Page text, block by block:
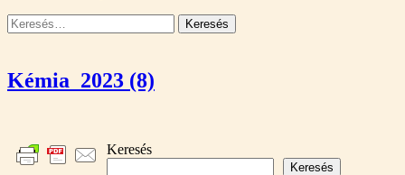
Keresés:
Kémia_2023 (8)
Keresés
Keresés